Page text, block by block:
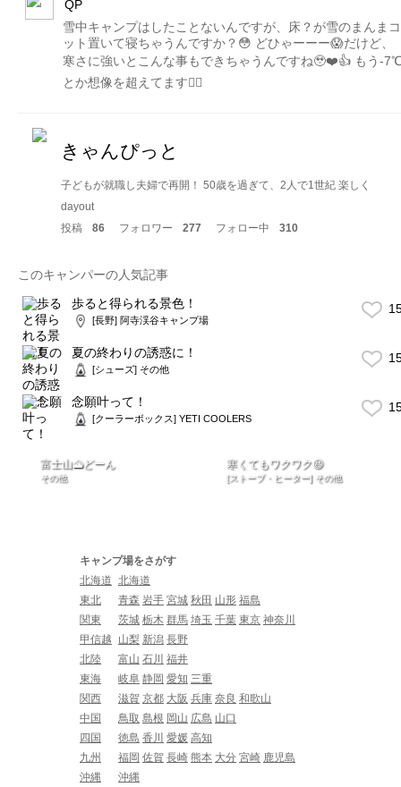
QP
雪中キャンプはしたことないんですが、床？が雪のまんまコ
ット置いて寝ちゃうんですか？😳 どひゃーーー😱だけど、
寒さに強いとこんな事もできちゃうんですね🥹❤️👍 もう-
とか想像を超えてます😵‍💫
きゃんぴっと
子どもが就職し夫婦で再開！ 50歳を過ぎて、2人で1世紀 楽しく
dayout
投稿
86 フォロワー 277 フォロー中 310
このキャンパーの人気記事
歩ると得られる景色！
[長野] 阿寺渓谷キャンプ場
夏の終わりの誘惑に！
[シューズ] その他
念願叶って！
[クーラーボックス] YETI COOLERS
富士山🗻どーん
その他
寒くてもワクワク😆
[ストーブ・ヒーター] その他
キャンプ場をさがす
北海道 北海道
東北
青森 岩手 宮城 秋田 山形 福島
関東
茨城 栃木 群馬 埼玉 千葉 東京 神奈川
甲信越
山梨 新潟 長野
北陸
富山 石川 福井
東海
岐阜 静岡 愛知 三重
関西
滋賀 京都 大阪 兵庫 奈良 和歌山
中国
鳥取 島根 岡山 広島 山口
四国
徳島 香川 愛媛 高知
九州
福岡 佐賀 長崎 熊本 大分 宮崎 鹿児島
沖縄
沖縄